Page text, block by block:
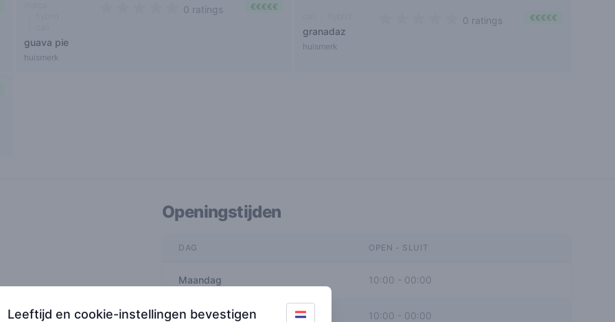
guava pie
huismerk
0 ratings
€€€€€
granadaz
huismerk
0 ratings €€€€€
Openingstijden
DAG OPEN - SLUIT
Maandag 10:00 - 00:00
Dinsdag 10:00 00:00
Leeftijd en cookie-instellingen bevestigen